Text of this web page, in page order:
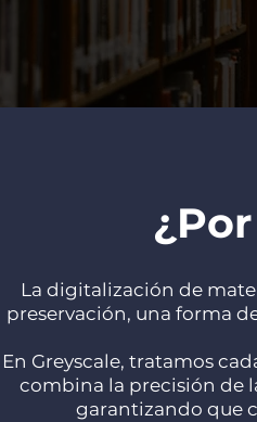
La digitalización de
preservación, una forma
En Greyscale, tratamos
combina la precisión de
garantizando que